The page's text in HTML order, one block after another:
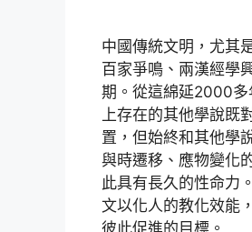
中國傳統文明，尤其
百家爭鳴、兩漢經學
期。從這綿延2000多
上存在的其他學說既
置，但始終和其他學
與時遷移、應物變化
此具有長久的性命力
文以化人的教化效能
彼此促進的目標。